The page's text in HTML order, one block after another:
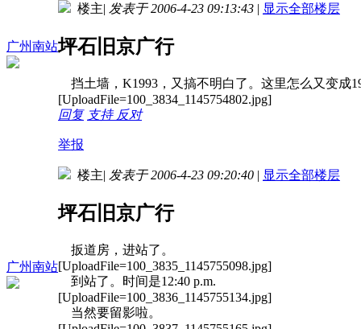
广州南站
楼主| 发表于 2006-4-23 09:13:43 | 显示全部楼层
坪石旧京广行
挡土墙，K1993，又搞不明白了。这里怎么又变成
[UploadFile=100_3834_1145754802.jpg]
回复 支持 反对
举报
广州南站
楼主| 发表于 2006-4-23 09:20:40 | 显示全部楼层
坪石旧京广行
扳道房，进站了。
[UploadFile=100_3835_1145755098.jpg]
到站了。时间是12:40 p.m.
[UploadFile=100_3836_1145755134.jpg]
当然要留影啦。